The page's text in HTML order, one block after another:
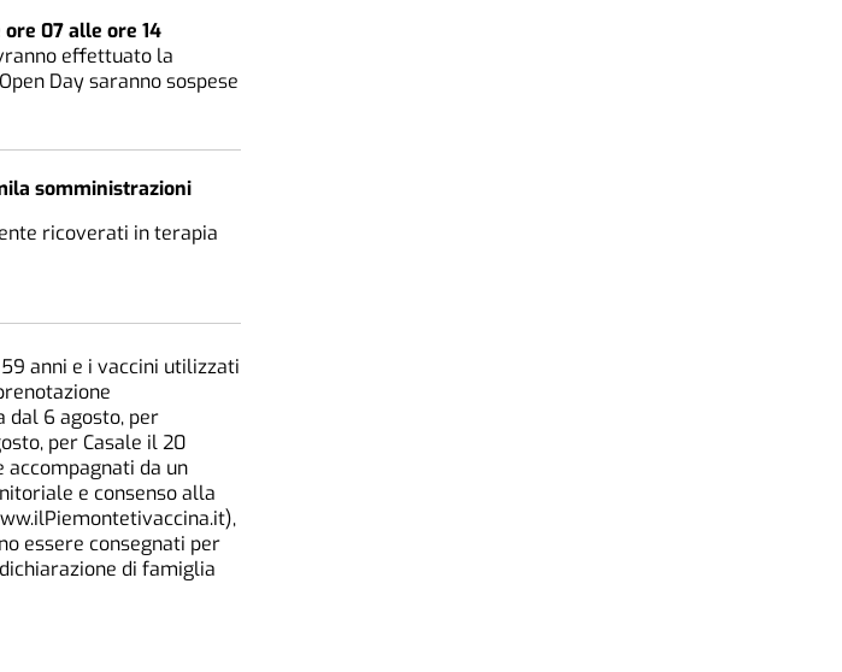
07 alle ore 14
effettuato la
Day saranno sospese
somministrazioni
ricoverati in terapia
anni e i vaccini utilizzati
dal 6 agosto, per
per Casale il 20
accompagnati da un
e consenso alla
essere consegnati per
di famiglia